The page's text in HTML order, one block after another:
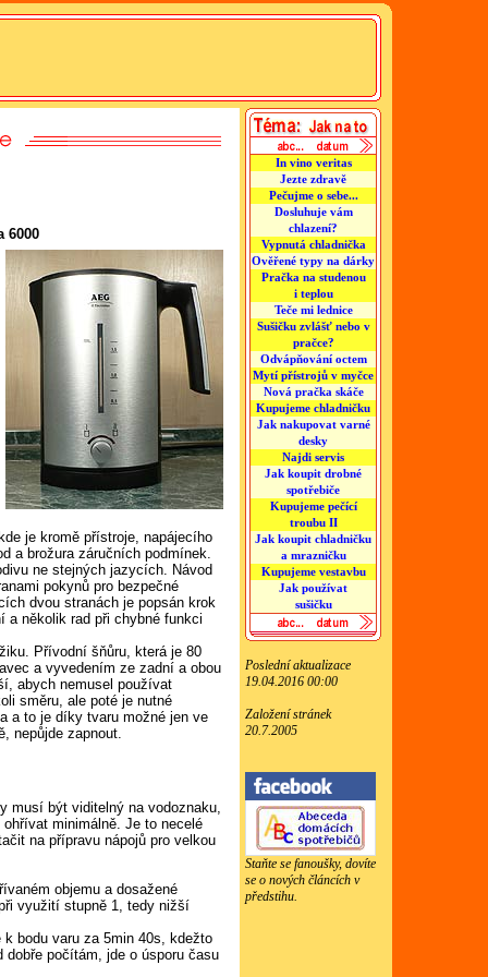
6000
je kromě přístroje, napájecího
a brožura záručních podmínek.
ne stejných jazycích. Návod
pokynů pro bezpečné
dvou stranách je popsán krok
a několik rad při chybné funkci
Přívodní šňůru, která je 80
a vyvedením ze zadní a obou
abych nemusel používat
směru, ale poté je nutné
a to je díky tvaru možné jen ve
nepůjde zapnout.
musí být viditelný na vodoznaku,
minimálně. Je to necelé
na přípravu nápojů pro velkou
objemu a dosažené
využití stupně 1, tedy nižší
bodu varu za 5min 40s, kdežto
dobře počítám, jde o úsporu času
In vino veritas
Jezte zdravě
Pečujme o sebe...
Dosluhuje vám
chlazení?
Vypnutá chladnička
Ověřené typy na dárky
Pračka na studenou
i teplou
Teče mi lednice
Sušičku zvlášť nebo v
pračce?
Odvápňování octem
Mytí přístrojů v myčce
Nová pračka skáče
Kupujeme chladničku
Jak nakupovat varné
desky
Najdi servis
Jak koupit drobné
spotřebiče
Kupujeme pečící
troubu II
Jak koupit chladničku
a mrazničku
Kupujeme vestavbu
Jak používat
sušičku
Poslední aktualizace
19.04.2016 00:00
Založení stránek
20.7.2005
Staňte se fanoušky, dovíte
se o nových článcích v
předstihu.